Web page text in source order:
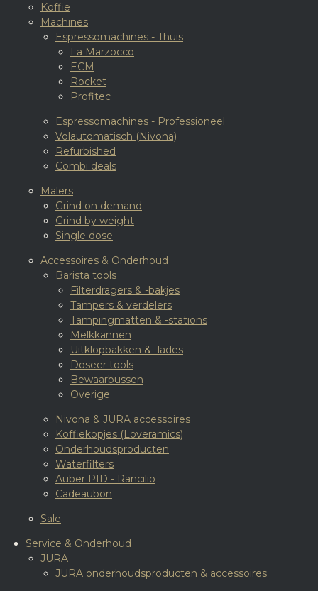
Koffie
Machines
Espressomachines - Thuis
La Marzocco
ECM
Rocket
Profitec
Espressomachines - Professioneel
Volautomatisch (Nivona)
Refurbished
Combi deals
Malers
Grind on demand
Grind by weight
Single dose
Accessoires & Onderhoud
Barista tools
Filterdragers & -bakjes
Tampers & verdelers
Tampingmatten & -stations
Melkkannen
Uitklopbakken & -lades
Doseer tools
Bewaarbussen
Overige
Nivona & JURA accessoires
Koffiekopjes (Loveramics)
Onderhoudsproducten
Waterfilters
Auber PID - Rancilio
Cadeaubon
Sale
Service & Onderhoud
JURA
JURA onderhoudsproducten & accessoires